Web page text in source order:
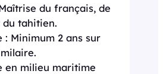
du français, de
du tahitien.
: Minimum 2 ans sur
en milieu maritime